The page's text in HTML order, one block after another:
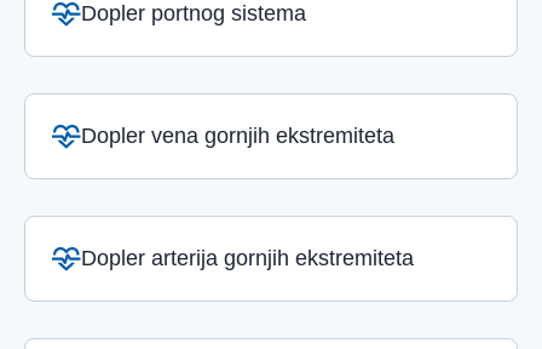
Dopler portnog sistema
Dopler vena gornjih ekstremiteta
Dopler arterija gornjih ekstremiteta